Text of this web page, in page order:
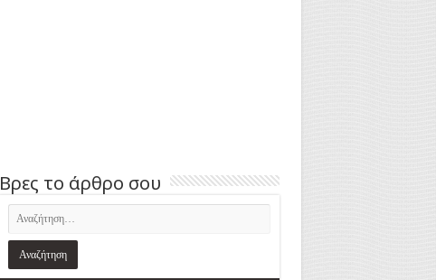
Βρες το άρθρο σου